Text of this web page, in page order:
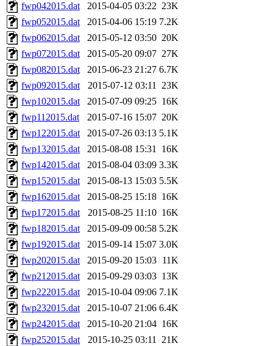
fwp042015.dat
2015-04-05 03:22 23K
fwp052015.dat
2015-04-06 15:19 7.2K
fwp062015.dat
2015-05-12 03:50 20K
fwp072015.dat
2015-05-20 09:07 27K
fwp082015.dat
2015-06-23 21:27 6.7K
fwp092015.dat
2015-07-12 03:11 23K
fwp102015.dat
2015-07-09 09:25 16K
fwp112015.dat
2015-07-16 15:07 20K
fwp122015.dat
2015-07-26 03:13 5.1K
fwp132015.dat
2015-08-08 15:31 16K
fwp142015.dat
2015-08-04 03:09 3.3K
fwp152015.dat
2015-08-13 15:03 5.5K
fwp162015.dat
2015-08-25 15:18 16K
fwp172015.dat
2015-08-25 11:10 16K
fwp182015.dat
2015-09-09 00:58 5.2K
fwp192015.dat
2015-09-14 15:07 3.0K
fwp202015.dat
2015-09-20 15:03 11K
fwp212015.dat
2015-09-29 03:03 13K
fwp222015.dat
2015-10-04 09:06 7.1K
fwp232015.dat
2015-10-07 21:06 6.4K
fwp242015.dat
2015-10-20 21:04 16K
fwp252015.dat
2015-10-25 03:11 21K